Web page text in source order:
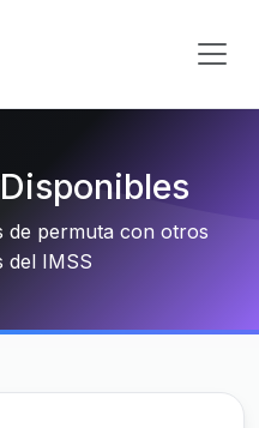
de permuta con otros
del IMSS